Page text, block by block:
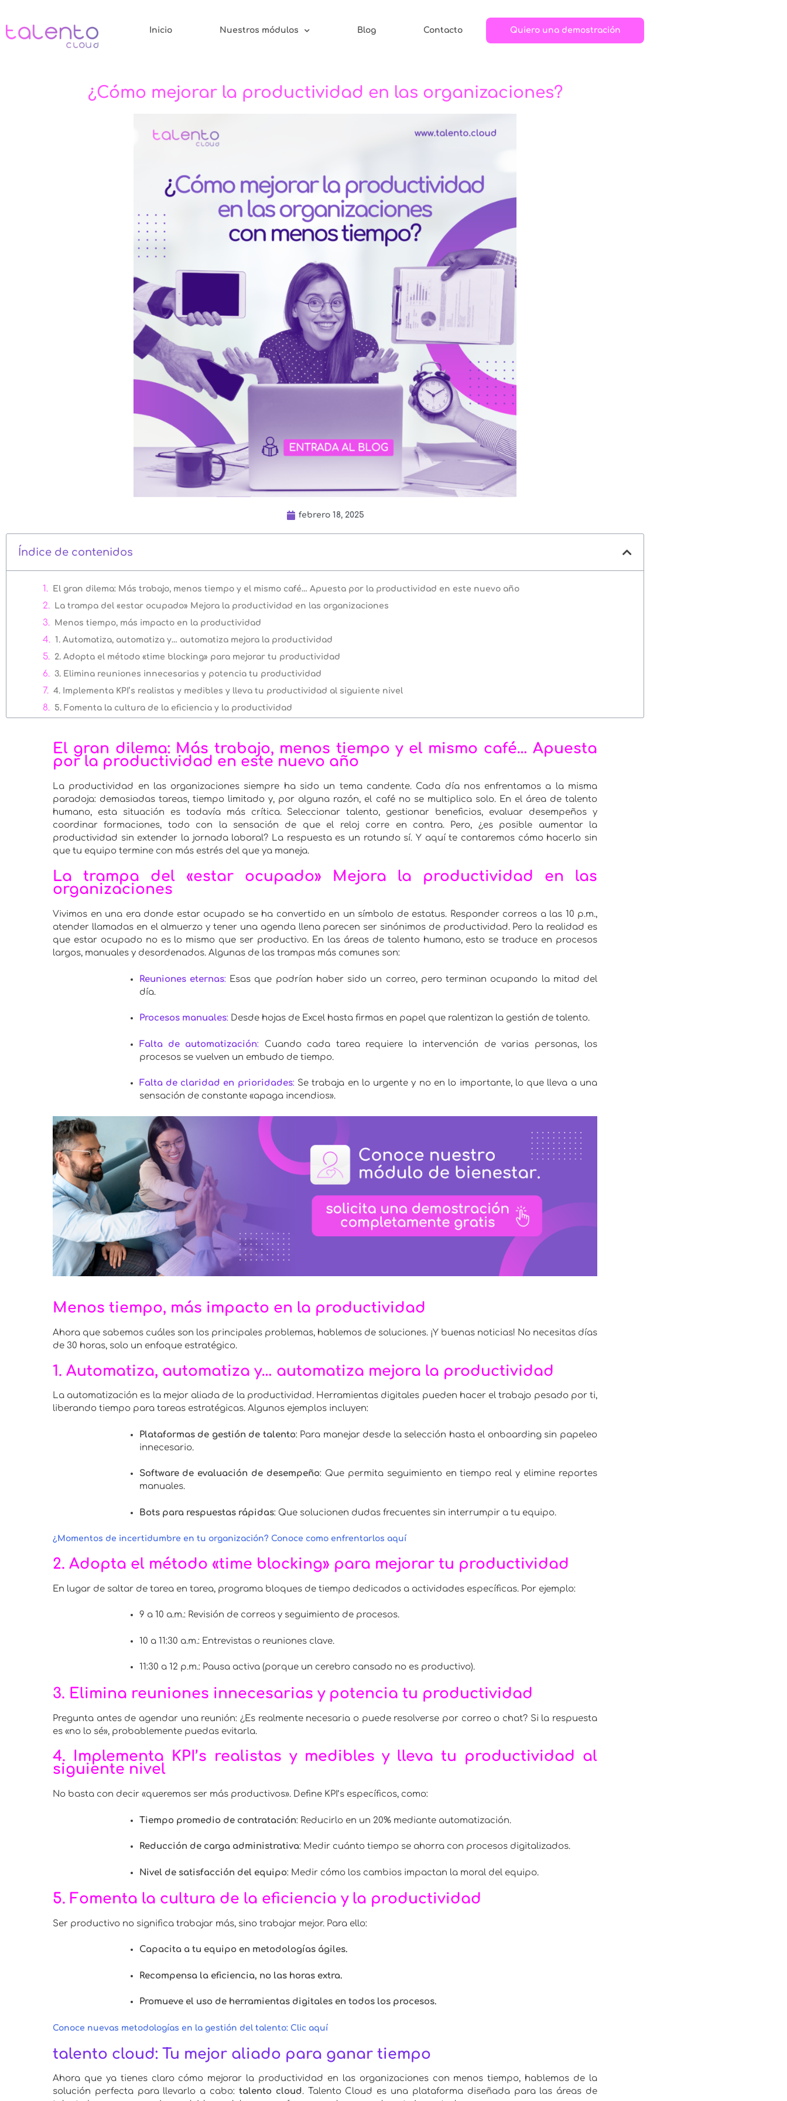
Inicio Nuestros módulos Blog Contacto Quiero una demostración
¿Cómo mejorar la productividad en las organizaciones?
febrero 18, 2025
Índice de contenidos
El gran dilema: Más trabajo, menos tiempo y el mismo café… Apuesta por la productividad en este nuevo año
La trampa del «estar ocupado» Mejora la productividad en las organizaciones
Menos tiempo, más impacto en la productividad
1. Automatiza, automatiza y… automatiza mejora la productividad
2. Adopta el método «time blocking» para mejorar tu productividad
3. Elimina reuniones innecesarias y potencia tu productividad
4. Implementa KPI’s realistas y medibles y lleva tu productividad al siguiente nivel
5. Fomenta la cultura de la eficiencia y la productividad
¿Qué te ofrece talento cloud?
Menos es más (cuando usas las herramientas correctas) Mejora la productividad en tu organización
El gran dilema: Más trabajo, menos tiempo y el mismo café… Apuesta
por la productividad en este nuevo año
La productividad en las organizaciones siempre ha sido un tema candente. Cada día nos enfrentamos a la misma
paradoja: demasiadas tareas, tiempo limitado y, por alguna razón, el café no se multiplica solo. En el área de talento
humano, esta situación es todavía más crítica. Seleccionar talento, gestionar beneficios, evaluar desempeños y
coordinar formaciones, todo con la sensación de que el reloj corre en contra. Pero, ¿es posible aumentar la
productividad sin extender la jornada laboral? La respuesta es un rotundo sí. Y aquí te contaremos cómo hacerlo sin
que tu equipo termine con más estrés del que ya maneja.
La trampa del «estar ocupado» Mejora la productividad en las
organizaciones
Vivimos en una era donde estar ocupado se ha convertido en un símbolo de estatus. Responder correos a las 10 p.m.,
atender llamadas en el almuerzo y tener una agenda llena parecen ser sinónimos de productividad. Pero la realidad es
que estar ocupado no es lo mismo que ser productivo. En las áreas de talento humano, esto se traduce en procesos
largos, manuales y desordenados. Algunas de las trampas más comunes son:
Reuniones eternas:Esas que podrían haber sido un correo, pero terminan ocupando la mitad del
día.
Procesos manuales:Desde hojas de Excel hasta firmas en papel que ralentizan la gestión de talento.
Falta de automatización: Cuando cada tarea requiere la intervención de varias personas, los
procesos se vuelven un embudo de tiempo.
Falta de claridad en prioridades:Se trabaja en lo urgente y no en lo importante, lo que lleva a una
sensación de constante «apaga incendios».
Menos tiempo, más impacto en la productividad
Ahora que sabemos cuáles son los principales problemas, hablemos de soluciones. ¡Y buenas noticias! No necesitas días
de 30 horas, solo un enfoque estratégico.
1. Automatiza, automatiza y… automatiza mejora la productividad
La automatización es la mejor aliada de la productividad. Herramientas digitales pueden hacer el trabajo pesado por ti,
liberando tiempo para tareas estratégicas. Algunos ejemplos incluyen:
Plataformas de gestión de talento: Para manejar desde la selección hasta el onboarding sin papeleo
innecesario.
Software de evaluación de desempeño: Que permita seguimiento en tiempo real y elimine reportes
manuales.
Bots para respuestas rápidas: Que solucionen dudas frecuentes sin interrumpir a tu equipo.
¿Momentos de incertidumbre en tu organización? Conoce como enfrentarlos aquí
2. Adopta el método «time blocking» para mejorar tu productividad
En lugar de saltar de tarea en tarea, programa bloques de tiempo dedicados a actividades específicas. Por ejemplo:
9 a 10 a.m.: Revisión de correos y seguimiento de procesos.
10 a 11:30 a.m.: Entrevistas o reuniones clave.
11:30 a 12 p.m.: Pausa activa (porque un cerebro cansado no es productivo).
3. Elimina reuniones innecesarias y potencia tu productividad
Pregunta antes de agendar una reunión: ¿Es realmente necesaria o puede resolverse por correo o chat? Si la respuesta
es «no lo sé», probablemente puedas evitarla.
4. Implementa KPI’s realistas y medibles y lleva tu productividad al
siguiente nivel
No basta con decir «queremos ser más productivos». Define KPI’s específicos, como:
Tiempo promedio de contratación: Reducirlo en un 20% mediante automatización.
Reducción de carga administrativa: Medir cuánto tiempo se ahorra con procesos digitalizados.
Nivel de satisfacción del equipo: Medir cómo los cambios impactan la moral del equipo.
5. Fomenta la cultura de la eficiencia y la productividad
Ser productivo no significa trabajar más, sino trabajar mejor. Para ello:
Capacita a tu equipo en metodologías ágiles.
Recompensa la eficiencia, no las horas extra.
Promueve el uso de herramientas digitales en todos los procesos.
Conoce nuevas metodologías en la gestión del talento: Clic aquí
talento cloud: Tu mejor aliado para ganar tiempo
Ahora que ya tienes claro cómo mejorar la productividad en las organizaciones con menos tiempo, hablemos de la
solución perfecta para llevarlo a cabo: talento cloud. Talento Cloud es una plataforma diseñada para las áreas de